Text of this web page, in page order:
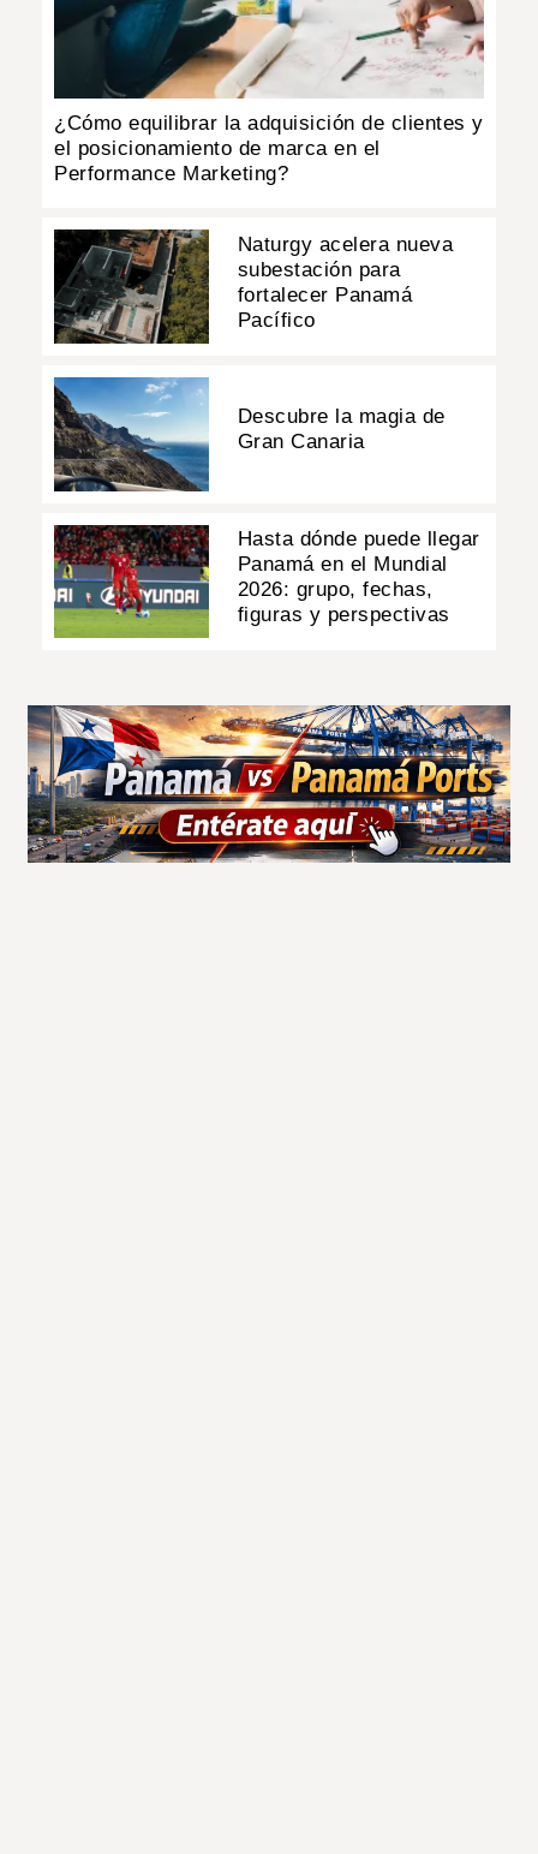
¿Cómo equilibrar la adquisición de clientes y
el posicionamiento de marca en el
Performance Marketing?
Naturgy acelera nueva
subestación para
fortalecer Panamá
Pacífico
Descubre la magia de
Gran Canaria
Hasta dónde puede llegar
Panamá en el Mundial
2026: grupo, fechas,
figuras y perspectivas